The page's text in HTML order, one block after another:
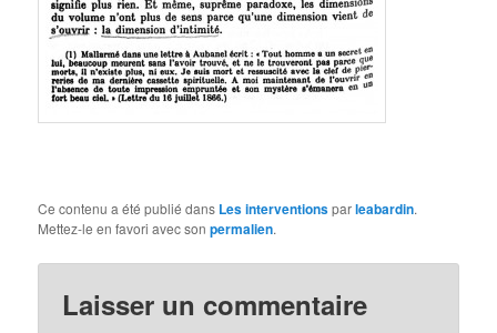
Ce contenu a été publié dans Les interventionsparleabardin.
Mettez-le en favori avec sonpermalien.
Laisser un commentaire